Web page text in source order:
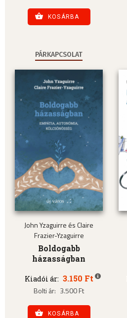
KOSÁRBA
PÁRKAPCSOLAT
John Yzaguirre és Claire
Frazier-Yzaguirre
Boldogabb
házasságban
Kiadói ár: 3.150 Ft
Bolti ár: 3.500 Ft
KOSÁRBA